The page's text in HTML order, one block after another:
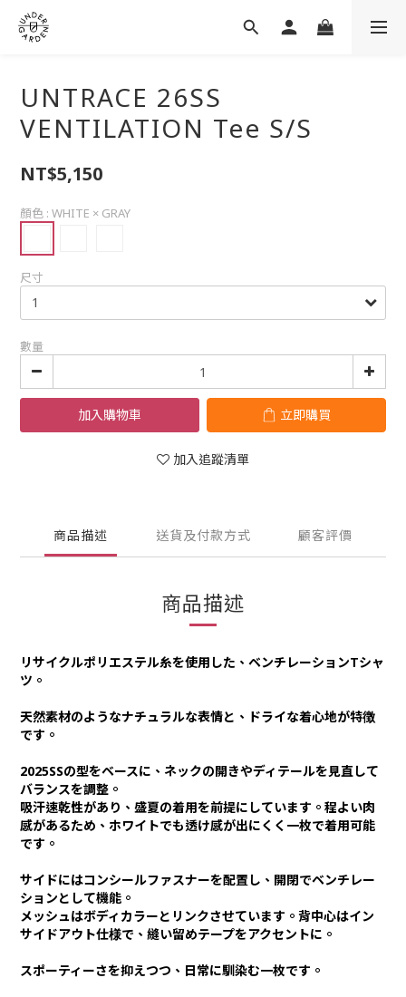
UNTRACE 26SS
VENTILATION Tee S/S
NT$5,150
顏色 : WHITE × GRAY
尺寸
數量
加入購物車 立即購買
加入追蹤清單
商品描述 送貨及付款方式 顧客評價
商品描述
リサイクルポリエステル糸を使用した、ベンチレーションTシャ
ツ。
天然素材のようなナチュラルな表情と、ドライな着心地が特徴
です。
2025SSの型をベースに、ネックの開きやディテールを見直して
バランスを調整。
吸汗速乾性があり、盛夏の着用を前提にしています。程よい肉
感があるため、ホワイトでも透け感が出にくく一枚で着用可能
です。
サイドにはコンシールファスナーを配置し、開閉でベンチレー
ションとして機能。
メッシュはボディカラーとリンクさせています。背中心はイン
サイドアウト仕様で、縫い留めテープをアクセントに。
スポーティーさを抑えつつ、日常に馴染む一枚です。